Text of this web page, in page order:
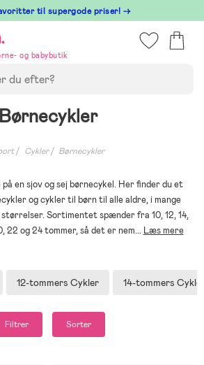
til supergode priser! →
og babybutik
Børnecykler
Cykler Børnecykler
en sjov og sej børnecykel. Her finder du et
og cykler til børn til alle aldre, i mange
Sortimentet spænder fra 10, 12, 14,
22 og 24 tommer, så det er nem... Læs mere
12-tommers Cykler 14-tommers
Filtrer Sorter